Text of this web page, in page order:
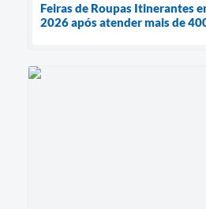
Feiras de Roupas Itinerantes
2026 após atender mais de